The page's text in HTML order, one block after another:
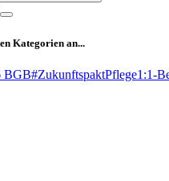
Kategorien an...
BGB#ZukunftspaktPflege1:1-